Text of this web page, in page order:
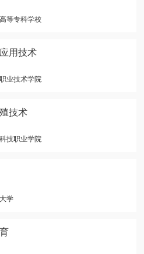
等专科学校
用技术
业技术学院
技术
技职业学院
学